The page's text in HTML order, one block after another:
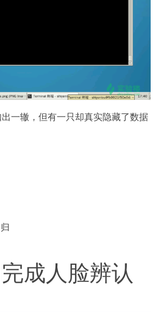
一辙，但有一只却真实隐藏了数据
成人脸辨认